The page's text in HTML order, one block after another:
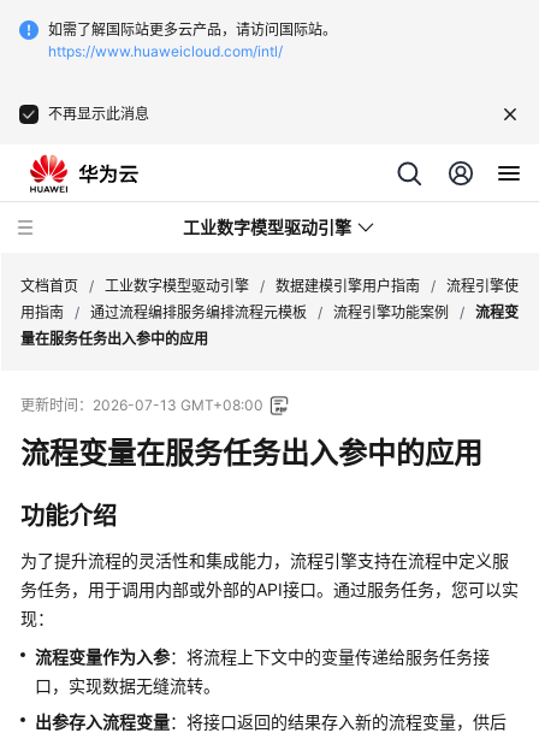
如需了解国际站更多云产品，请访问国际站。
https://www.huaweicloud.com/intl/
不再显示此消息
工业数字模型驱动引擎
动
态
品
介
绍
费
说
明
文档首页 / 工业数字模型驱动引擎 / 数据建模引擎用户指南 / 流程引擎使
用指南 / 通过流程编排服务编排流程元模板 / 流程引擎功能案例 / 流程变
量在服务任务出入参中的应用
更新时间： 2026-07-13 GMT+08:00
流程变量在服务任务出入参中的应用
功能介绍
为了提升流程的灵活性和集成能力，流程引擎支持在流程中定义服
务任务，用于调用内部或外部的API接口。通过服务任务，您可以实
现：
流程变量作为入参：将流程上下文中的变量传递给服务任务接
口，实现数据无缝流转。
出参存入流程变量：将接口返回的结果存入新的流程变量，供后